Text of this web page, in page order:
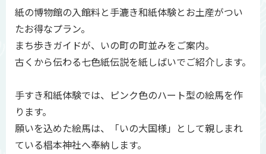
紙の博物館の入館料と手漉き和紙体験とお土産がつい
たお得なプラン。
まち歩きガイドが、いの町の町並みをご案内。
古くから伝わる七色紙伝説を紙しばいでご紹介します。
手すき和紙体験では、ピンク色のハート型の絵馬を作
ります。
願いを込めた絵馬は、「いの大国様」として親しまれ
ている椙本神社へ奉納します。